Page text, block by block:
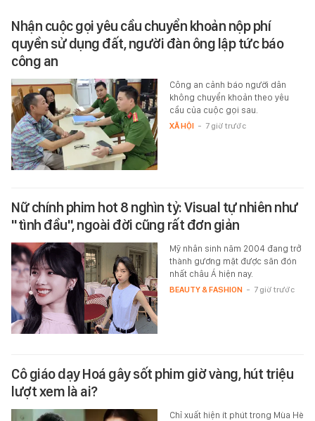
Nhận cuộc gọi yêu cầu chuyển khoản nộp phí
quyền sử dụng đất, người đàn ông lập tức báo
công an
Công an cảnh báo người dân
không chuyển khoản theo yêu
cầu của cuộc gọi sau.
XÃ HỘI - 7 giờ trước
Nữ chính phim hot 8 nghìn tỷ: Visual tự nhiên như
"tình đầu", ngoài đời cũng rất đơn giản
Mỹ nhân sinh năm 2004 đang trở
thành gương mặt được săn đón
nhất châu Á hiện nay.
BEAUTY & FASHION - 7 giờ trước
Cô giáo dạy Hoá gây sốt phim giờ vàng, hút triệu
lượt xem là ai?
Chỉ xuất hiện ít phút trong Mùa Hè